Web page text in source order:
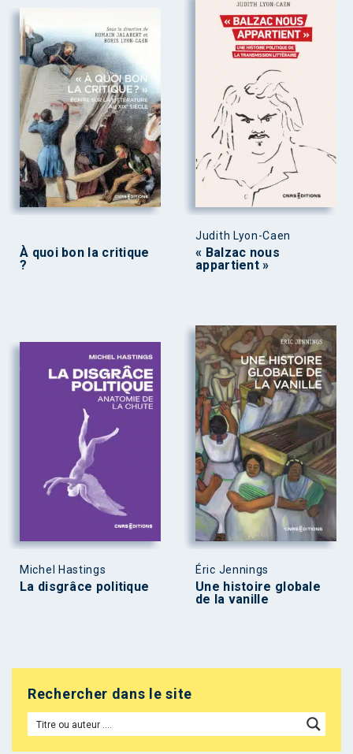
À quoi bon la critique
?
Judith Lyon-Caen
« Balzac nous
appartient »
Michel Hastings
La disgrâce politique
Éric Jennings
Une histoire globale
de la vanille
Rechercher dans le site